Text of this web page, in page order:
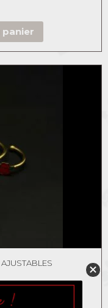
panier